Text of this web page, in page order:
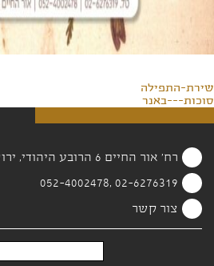
שירת-התפילה
סוכות---באנר
רח' אור החיים 6 הרובע היהודי, ירושלים
02-6276319 ,052-4002478
צור קשר